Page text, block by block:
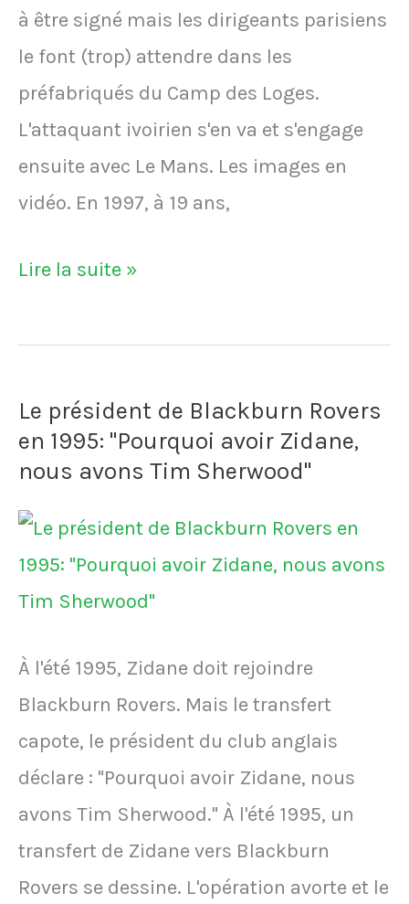
télévision
à être signé mais les dirigeants parisiens
le font (trop) attendre dans les
préfabriqués du Camp des Loges.
L'attaquant ivoirien s'en va et s'engage
ensuite avec Le Mans. Les images en
vidéo. En 1997, à 19 ans,
VIDÉO
Didier
refuse
de
son
contrat
avec
PSG
car
les
dirigeants
le
font
attendre
Lire la suite »
Le président de Blackburn Rovers
en 1995: "Pourquoi avoir Zidane,
nous avons Tim Sherwood"
À l'été 1995, Zidane doit rejoindre
Blackburn Rovers. Mais le transfert
capote, le président du club anglais
déclare : "Pourquoi avoir Zidane, nous
avons Tim Sherwood." À l'été 1995, un
transfert de Zidane vers Blackburn
Rovers se dessine. L'opération avorte et le